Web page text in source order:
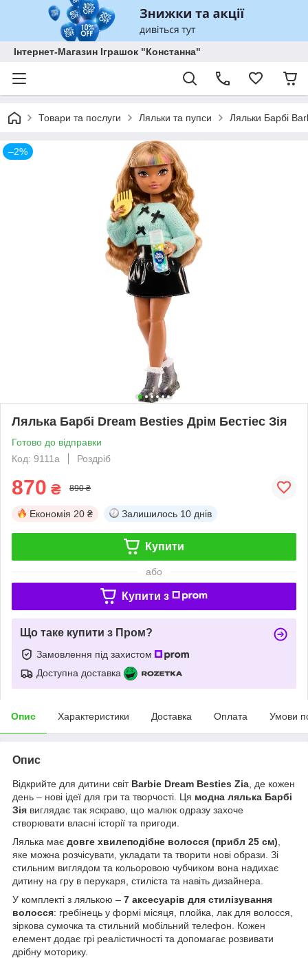
Інтернет-Магазин Іграшок "Констанна"
Товари та послуги Ляльки та пупси Ляльки Барбі
–2%
Лялька Барбі Dream Besties Дрім Бестіес Зія
Готово до відправки
Код: 9111а
Роздріб
870 ₴ 890 ₴
Економія 20 ₴ Залишилось 10 днів
Купити
або
Купити з
Що таке купити з Пром?
Замовлення під захистом
Доступна доставка
Опис Характеристики Доставка Оплата Умови
Опис
Відкрийте для дитини світ Barbie Dream Besties Zia , де кожен
день – нові ідеї для гри та творчості. Ця модна лялька Барбі
Зія виглядає так яскраво, що малюк одразу захоче
створювати власні історії та пригоди.
Лялька має довге хвилеподібне волосся (прибл 25 см)
яке можна розчісувати, укладати та творити нові образи. Зі
стильним виглядом та кольоровою чубчиком вона надихає
дитину на гру в перукаря, стиліста та навіть дизайнера.
У комплекті з лялькою – 7 аксесуарів для стилізування
волосся: гребінець у формі місяця, плойка, лак для волосся,
зіркова сумочка та стильний мобільний телефон. Кожен
елемент додає грі реалістичності та допомагає розвивати
дрібну моторику.